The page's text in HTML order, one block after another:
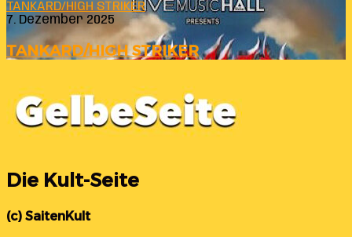
TANKARD/HIGH STRIKER
7. Dezember 2025
TANKARD/HIGH STRIKER
Die Kult-Seite
(c) SaitenKult